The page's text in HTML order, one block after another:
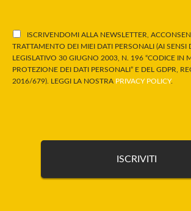
ISCRIVENDOMI ALLA NEWSLETTER,
TRATTAMENTO DEI MIEI DATI PERSONALI (AI SENSI
LEGISLATIVO 30 GIUGNO 2003, N. 196 “CODICE IN
PROTEZIONE DEI DATI PERSONALI” E DEL GDPR,
2016/679). LEGGI LA NOSTRA PRIVACY POLICY.